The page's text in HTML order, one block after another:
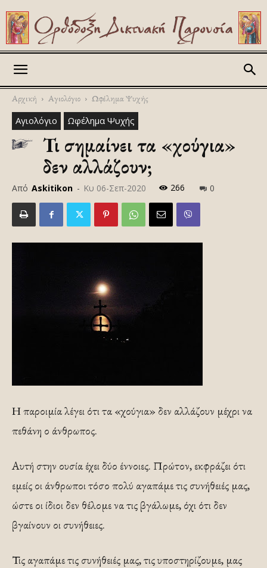
Αρχική Αγιολόγιο Ωφέλημα Ψυχής
Αγιολόγιο Ωφέλημα Ψυχής
Τι σημαίνει τα «χούγια»
δεν αλλάζουν;
Από Askitikon - Κυ 06-Σεπ-2020 266 0
Η παροιμία λέγει ότι τα «χούγια» δεν αλλάζουν μέχρι να
πεθάνη ο άνθρωπος.
Αυτή στην ουσία έχει δύο έννοιες. Πρώτον, εκφράζει ότι
εμείς οι άνθρωποι τόσο πολύ αγαπάμε τις συνήθειές μας,
ώστε οι ίδιοι δεν θέλομε να τις βγάλωμε, όχι ότι δεν
βγαίνουν οι συνήθειες.
Τις αγαπάμε τις συνήθειές μας, τις υποστηρίζουμε, μας